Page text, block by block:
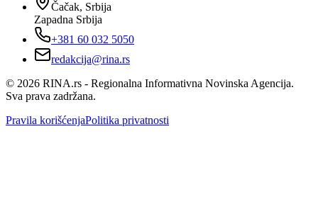
Čačak, Srbija
Zapadna Srbija
+381 60 032 5050
redakcija@rina.rs
© 2026 RINA.rs - Regionalna Informativna Novinska Agencija.
Sva prava zadržana.
Pravila korišćenjaPolitika privatnosti